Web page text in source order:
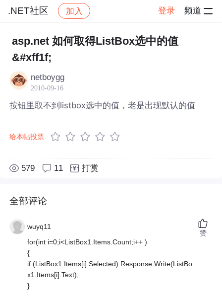
.NET社区 加入 登录 频道
.NET社区 帖子详情
asp.net 如何取得ListBox选中的值
&#xff1f;
netboygg
2010-09-16
按钮里取不到listbox选中的值，老是出现默认的值
给本帖投票
579 11 打赏
全部评论
wuyq11
for(int i=0;i<ListBox1.Items.Count;i++ )
{
if (ListBox1.Items[i].Selected) Response.Write(ListBo
x1.Items[i].Text);
}
赞